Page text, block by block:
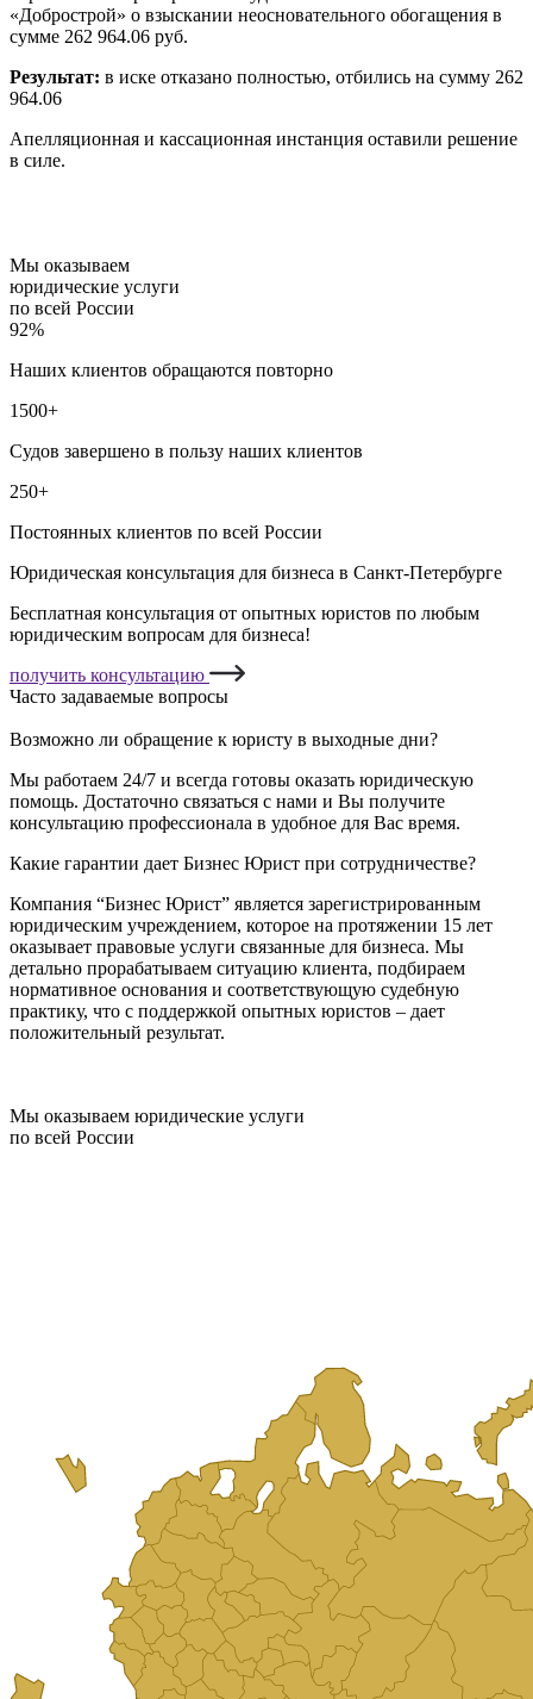
«Добрострой» о взыскании неосновательного обогащения в
сумме 262 964.06 руб.
Результат: в иске отказано полностью, отбились на сумму 262
964.06
Апелляционная и кассационная инстанция оставили решение
в силе.
Мы оказываем
юридические услуги
по всей России
92%
Наших клиентов обращаются повторно
1500+
Судов завершено в пользу наших клиентов
250+
Постоянных клиентов по всей России
Юридическая консультация для бизнеса в Санкт-Петербурге
Бесплатная консультация от опытных юристов по любым
юридическим вопросам для бизнеса!
получить консультацию
Часто задаваемые вопросы
Возможно ли обращение к юристу в выходные дни?
Мы работаем 24/7 и всегда готовы оказать юридическую
помощь. Достаточно связаться с нами и Вы получите
консультацию профессионала в удобное для Вас время.
Какие гарантии дает Бизнес Юрист при сотрудничестве?
Компания “Бизнес Юрист” является зарегистрированным
юридическим учреждением, которое на протяжении 15 лет
оказывает правовые услуги связанные для бизнеса. Мы
детально прорабатываем ситуацию клиента, подбираем
нормативное основания и соответствующую судебную
практику, что с поддержкой опытных юристов – дает
положительный результат.
Мы оказываем юридические услуги
по всей России